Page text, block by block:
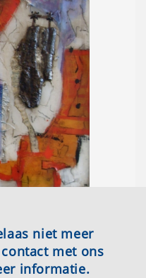
niet meer
met ons
informatie.